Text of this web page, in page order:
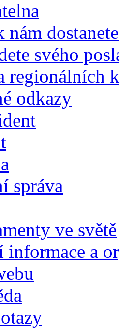
nám
svého
regionálních
odkazy
správa
ve světě
informace a